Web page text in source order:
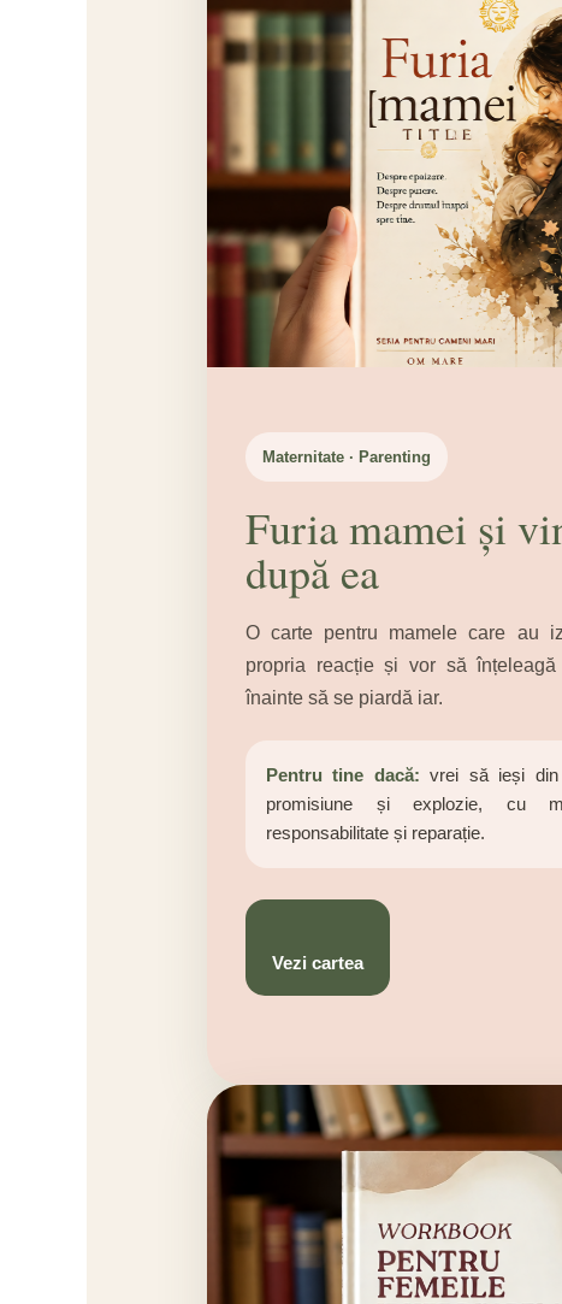
Maternitate · Parenting
Furia mamei și
după ea
O carte pentru mamele care au
propria reacție și vor să
înainte să se piardă iar.
Pentru tine dacă: vrei să ieși din
promisiune și explozie, cu
responsabilitate și reparație.
Vezi cartea